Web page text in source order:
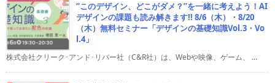
“このデザイン、どこがダメ？”を一緒に考えよう！AI
デザインの課題も読み解きます!! 8/6（木）・8/20
（木）無料セミナー「デザインの基礎知識Vol.3・Vo
l.4」
株式会社クリーク･アンド･リバー社（C&R社）は、Webや映像、ゲーム、 ...